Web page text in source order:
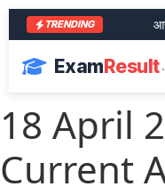
TRENDING
ExamResult
18 April
Current